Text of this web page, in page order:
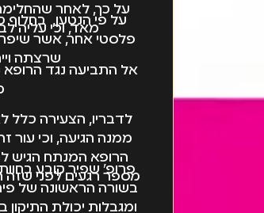
על כך, לאחר
מאד, וכי עליה
על פי הנטען, בחלוף
פלסטי אחר, אשר
שרצתה
אל התביעה נגד
לדבריו, הצעירה כלל
ממנה הגיעה, וכי עור
הרופא המנתח הגיש
מספר רגעים לפני שזה
פרופ' שפיר קובע
בשורה הראשונה של
ומגבלות יכולת